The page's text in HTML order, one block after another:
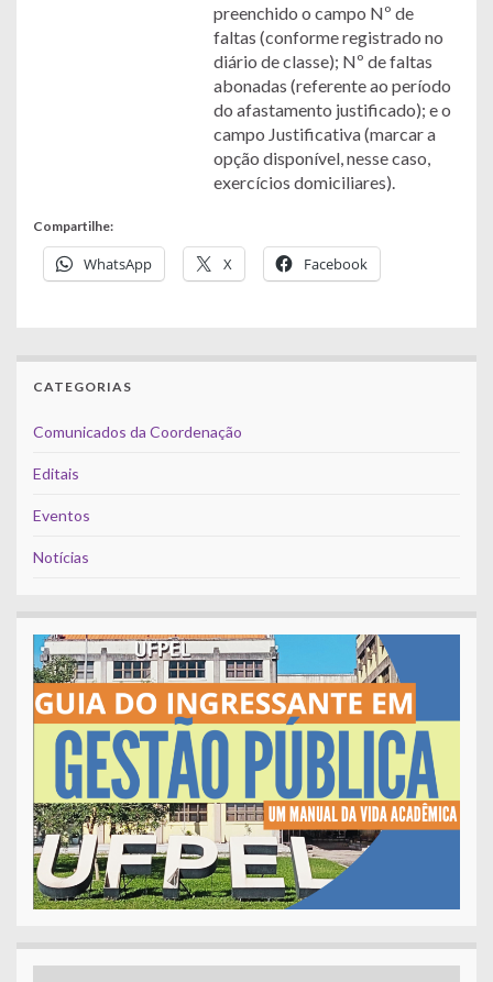
preenchido o campo Nº de
faltas (conforme registrado no
diário de classe); Nº de faltas
abonadas (referente ao período
do afastamento justificado); e o
campo Justificativa (marcar a
opção disponível, nesse caso,
exercícios domiciliares).
Compartilhe:
WhatsApp X Facebook
CATEGORIAS
Comunicados da Coordenação
Editais
Eventos
Notícias